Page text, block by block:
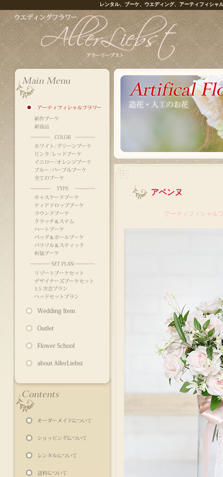
レンタル、ブーケ、ウエディング、アーティフィシャ
アベンヌ
アーティフィシャル